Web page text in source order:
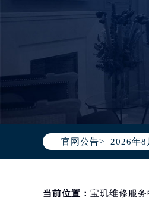
官网公告>
2026年
2026年
宝玑官
2026年8
北京市
当前位置： 宝玑维修服务